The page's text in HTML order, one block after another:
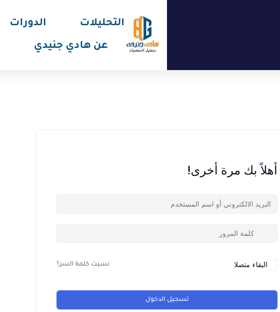
التحليلات الدورات
عن هادي جنيدي
أهلاً بك مرة أخرى!
البقاء متصلا نسيت كلمة السر؟
تسجيل الدخول